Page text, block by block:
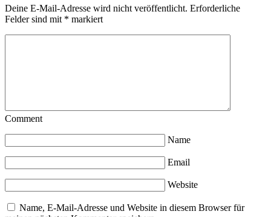
Deine E-Mail-Adresse wird nicht veröffentlicht. Erforderliche
Felder sind mit * markiert
Comment
Name
Email
Website
Name, E-Mail-Adresse und Website in diesem Browser für